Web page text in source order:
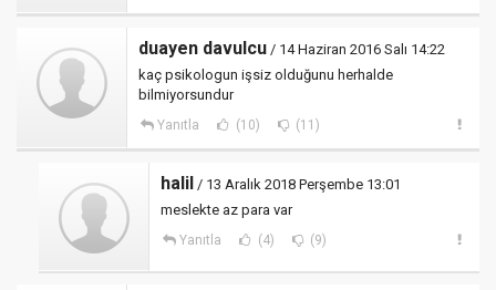
duayen davulcu / 14 Haziran 2016 Salı 14:22
kaç psikologun işsiz olduğunu herhalde
bilmiyorsundur
Yanıtla (10) (11)
halil / 13 Aralık 2018 Perşembe 13:01
meslekte az para var
Yanıtla (4) (9)